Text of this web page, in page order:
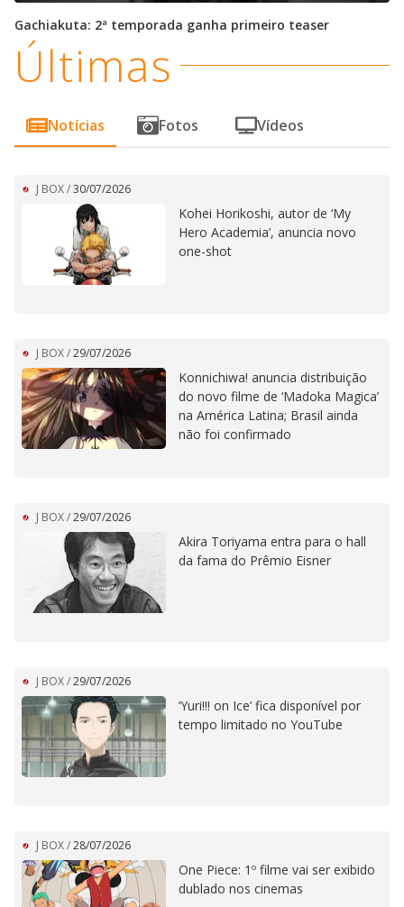
Gachiakuta: 2ª temporada ganha primeiro teaser
Últimas
Notícias Fotos Vídeos
J BOX/30/07/2026
Kohei Horikoshi, autor de ‘My
Hero Academia’, anuncia novo
one-shot
J BOX/29/07/2026
Konnichiwa! anuncia distribuição
do novo filme de ‘Madoka Magica’
na América Latina; Brasil ainda
não foi confirmado
J BOX/29/07/2026
Akira Toriyama entra para o hall
da fama do Prêmio Eisner
J BOX/29/07/2026
‘Yuri!!! on Ice’ fica disponível por
tempo limitado no YouTube
J BOX/28/07/2026
One Piece: 1º filme vai ser exibido
dublado nos cinemas